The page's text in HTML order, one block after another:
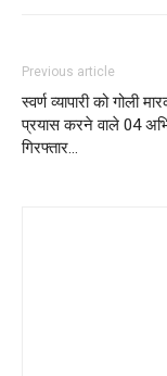
Previous article
स्वर्ण व्यापारी को गोली
प्रयास करने वाले 04
गिरफ्तार…